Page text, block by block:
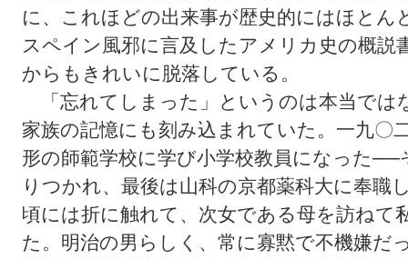
に、これほどの出来事が歴史的にはほとん
スペイン風邪に言及したアメリカ史の概
からもきれいに脱落している。
「忘れてしまった」というのは本当では
家族の記憶にも刻み込まれていた。一九〇
形の師範学校に学び小学校教員になった
りつかれ、最後は山科の京都薬科大に奉職
頃には折に触れて、次女である母を訪ねて
た。明治の男らしく、常に寡黙で不機嫌だ